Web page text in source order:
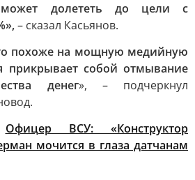
долететь до цели с
– сказал Касьянов.
похоже на мощную медийную
прикрывает собой отмывание
денег», – подчеркнул
Офицер ВСУ: «Конструктор
мочится в глаза датчанам